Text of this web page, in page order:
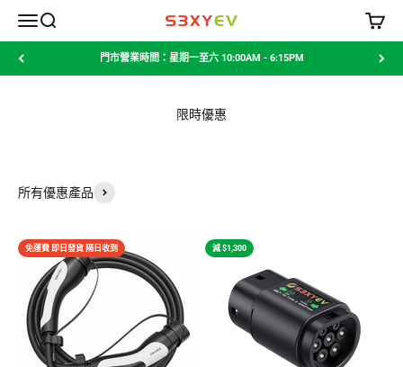
選單搜尋 S3XYEV 購物車
門市營業時間：星期一至六 10:00AM - 6:15PM
限時優惠
所有優惠產品
免運費 即日發貨 隔日收到 減 $1,300